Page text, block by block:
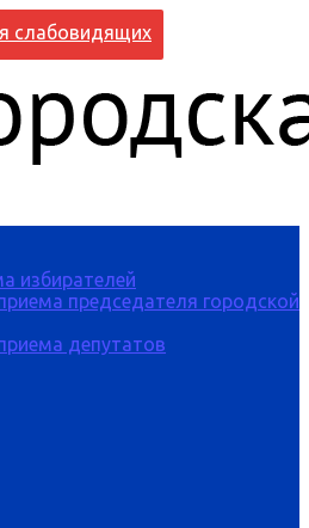
слабовидящих
избирателей
председателя городской
депутатов